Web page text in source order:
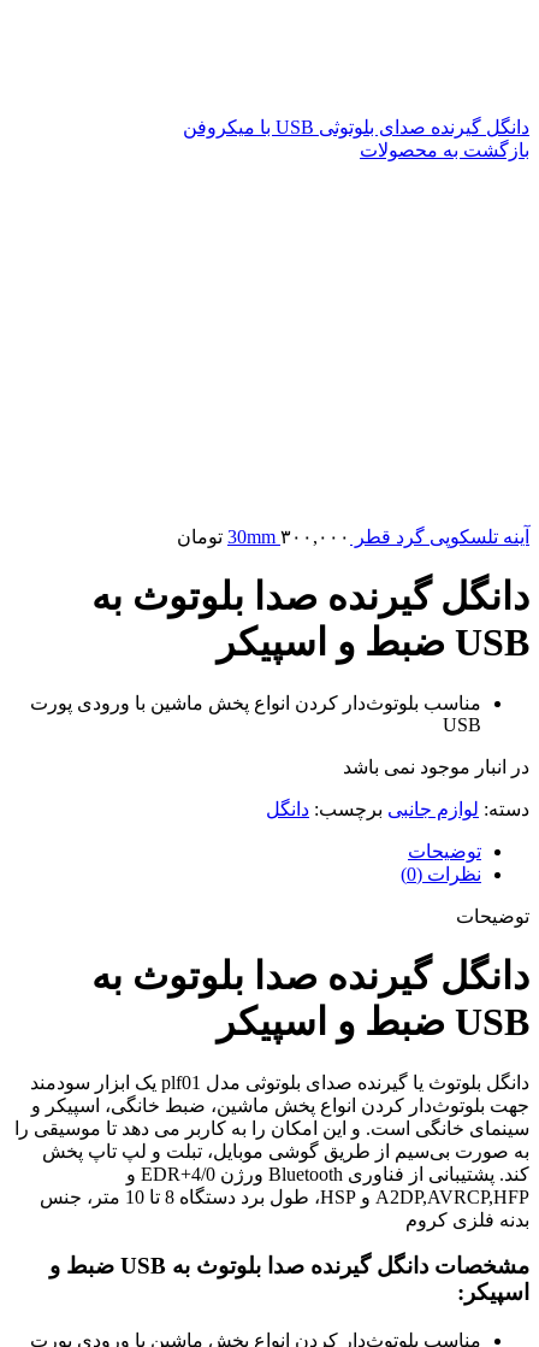
دانگل گیرنده صدای بلوتوثی USB با میکروفن
بازگشت به محصولات
آینه تلسکوپی گرد قطر 30mm ۳۰۰,۰۰۰ تومان
دانگل گیرنده صدا بلوتوث به
USB ضبط و اسپیکر
مناسب بلوتوث‌دار کردن انواع پخش ماشین با ورودی پورت
USB
در انبار موجود نمی باشد
دسته: لوازم جانبی برچسب: دانگل
توضیحات
نظرات (0)
توضیحات
دانگل گیرنده صدا بلوتوث به
USB ضبط و اسپیکر
دانگل بلوتوث یا گیرنده صدای بلوتوثی مدل plf01 یک ابزار سودمند
جهت بلوتوث‌دار کردن انواع پخش ماشین، ضبط خانگی، اسپیکر و
سینمای خانگی است. و این امکان را به کاربر می دهد تا موسیقی را
به صورت بی‌سیم از طریق گوشی موبایل، تبلت و لپ تاپ پخش
کند. پشتیبانی از فناوری Bluetooth ورژن 4/0+EDR و
A2DP,AVRCP,HFP و HSP، طول برد دستگاه 8 تا 10 متر، جنس
بدنه فلزی کروم
مشخصات دانگل گیرنده صدا بلوتوث به USB ضبط و
اسپیکر:
مناسب بلوتوث‌دار کردن انواع پخش ماشین با ورودی پورت